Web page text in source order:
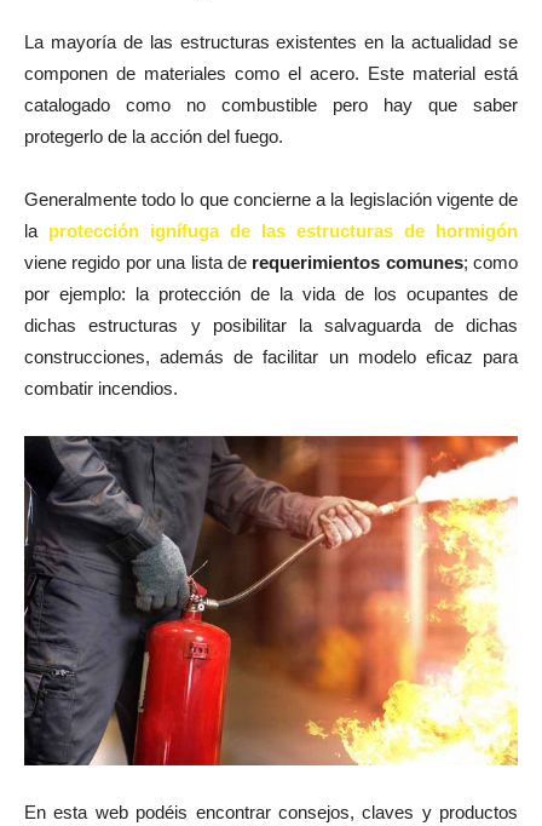
La mayoría de las estructuras existentes en la actualidad se
componen de materiales como el acero. Este material está
catalogado como no combustible pero hay que saber
protegerlo de la acción del fuego.
Generalmente todo lo que concierne a la legislación vigente de
la protección ignífuga de las estructuras de hormigón
viene regido por una lista de requerimientos comunes; como
por ejemplo: la protección de la vida de los ocupantes de
dichas estructuras y posibilitar la salvaguarda de dichas
construcciones, además de facilitar un modelo eficaz para
combatir incendios.
En esta web podéis encontrar consejos, claves y productos